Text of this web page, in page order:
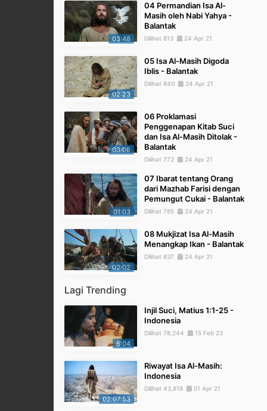
03:48
04 Permandian Isa Al-
Masih oleh Nabi Yahya -
Balantak
Dilihat 813 24 Apr 21
02:23
05 Isa Al-Masih Digoda
Iblis - Balantak
Dilihat 840 24 Apr 21
03:08
06 Proklamasi
Penggenapan Kitab Suci
dan Isa Al-Masih Ditolak -
Balantak
Dilihat 772 24 Apr 21
01:03
07 Ibarat tentang Orang
dari Mazhab Farisi dengan
Pemungut Cukai - Balantak
Dilihat 785 24 Apr 21
02:02
08 Mukjizat Isa Al-Masih
Menangkap Ikan - Balantak
Dilihat 837 24 Apr 21
Lagi Trending
6:04
Injil Suci, Matius 1:1-25 -
Indonesia
Dilihat 78,244 15 Feb 23
02:07:53
Riwayat Isa Al-Masih:
Indonesia
Dilihat 43,816 01 Apr 21